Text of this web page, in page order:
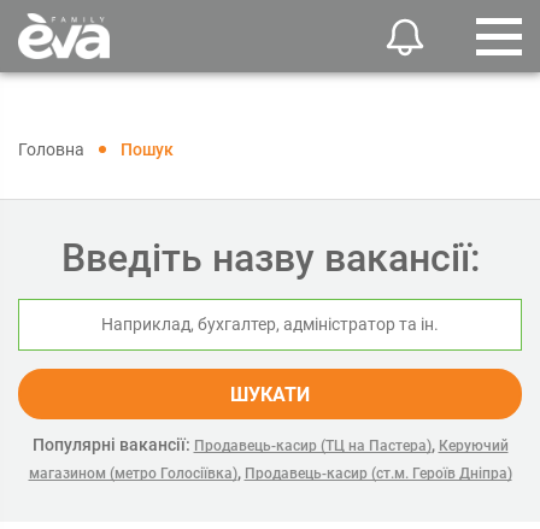
Головна Пошук
Введіть назву вакансії:
ШУКАТИ
Популярні вакансії: Продавець-касир (ТЦ на Пастера), Керуючий
магазином (метро Голосіївка), Продавець-касир (ст.м. Героїв Дніпра)